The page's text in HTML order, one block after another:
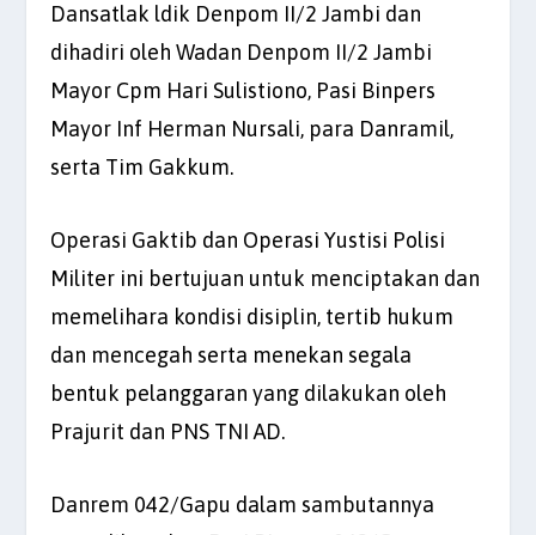
Dansatlak ldik Denpom II/2 Jambi dan
dihadiri oleh Wadan Denpom II/2 Jambi
Mayor Cpm Hari Sulistiono, Pasi Binpers
Mayor Inf Herman Nursali, para Danramil,
serta Tim Gakkum.
Operasi Gaktib dan Operasi Yustisi Polisi
Militer ini bertujuan untuk menciptakan dan
memelihara kondisi disiplin, tertib hukum
dan mencegah serta menekan segala
bentuk pelanggaran yang dilakukan oleh
Prajurit dan PNS TNI AD.
Danrem 042/Gapu dalam sambutannya